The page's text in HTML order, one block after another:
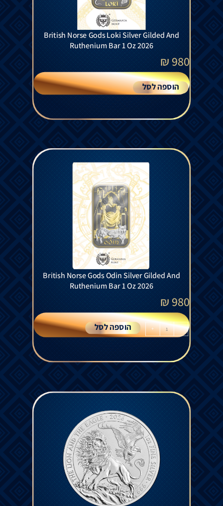
British Norse Gods Loki Silver Gilded And
Ruthenium Bar 1 Oz 2026
980
₪
הוספה לסל
British Norse Gods Odin Silver Gilded And
Ruthenium Bar 1 Oz 2026
980
₪
-
+ הוספה לסל